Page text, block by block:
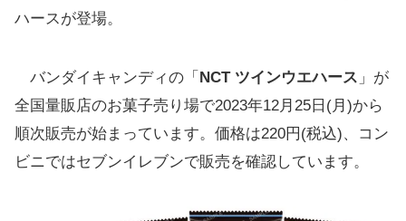
ハースが登場。
バンダイキャンディの「 NCT ツインウエハース 」が
全国量販店のお菓子売り場で2023年12月25日(月)から
順次販売が始まっています。価格は220円(税込)、コン
ビニではセブンイレブンで販売を確認しています。